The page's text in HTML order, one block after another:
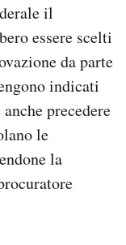
il
essere scelti
da parte
indicati
precedere
le
la